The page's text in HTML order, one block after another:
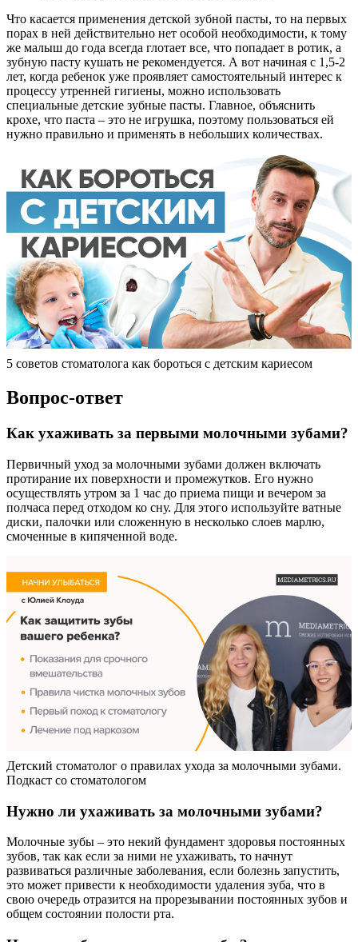
Что касается применения детской зубной пасты, то на первых
порах в ней действительно нет особой необходимости, к тому
же малыш до года всегда глотает все, что попадает в ротик, а
зубную пасту кушать не рекомендуется. А вот начиная с 1,5-2
лет, когда ребенок уже проявляет самостоятельный интерес к
процессу утренней гигиены, можно использовать
специальные детские зубные пасты. Главное, объяснить
крохе, что паста – это не игрушка, поэтому пользоваться ей
нужно правильно и применять в небольших количествах.
5 советов стоматолога как бороться с детским кариесом
Вопрос-ответ
Как ухаживать за первыми молочными зубами?
Первичный уход за молочными зубами должен включать
протирание их поверхности и промежутков. Его нужно
осуществлять утром за 1 час до приема пищи и вечером за
полчаса перед отходом ко сну. Для этого используйте ватные
диски, палочки или сложенную в несколько слоев марлю,
смоченные в кипяченной воде.
Детский стоматолог о правилах ухода за молочными зубами.
Подкаст со стоматологом
Нужно ли ухаживать за молочными зубами?
Молочные зубы – это некий фундамент здоровья постоянных
зубов, так как если за ними не ухаживать, то начнут
развиваться различные заболевания, если болезнь запустить,
это может привести к необходимости удаления зуба, что в
свою очередь отразится на прорезывании постоянных зубов и
общем состоянии полости рта.